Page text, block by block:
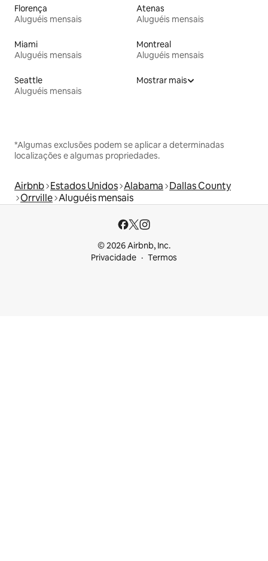
Florença
Aluguéis mensais
Atenas
Aluguéis mensais
Miami
Aluguéis mensais
Montreal
Aluguéis mensais
Seattle
Aluguéis mensais
Mostrar mais
*Algumas exclusões podem se aplicar a determinadas
localizações e algumas propriedades.
Airbnb Estados Unidos Alabama Dallas County
Orrville Aluguéis mensais
© 2026 Airbnb, Inc.
Privacidade
Termos